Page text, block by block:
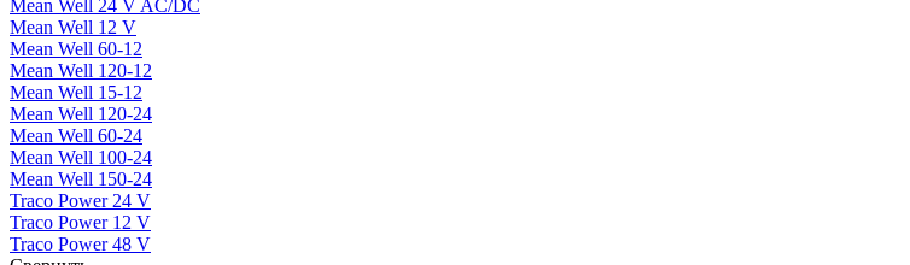
Mean Well 24 V AC/DC
Mean Well 12 V
Mean Well 60-12
Mean Well 120-12
Mean Well 15-12
Mean Well 120-24
Mean Well 60-24
Mean Well 100-24
Mean Well 150-24
Traco Power 24 V
Traco Power 12 V
Traco Power 48 V